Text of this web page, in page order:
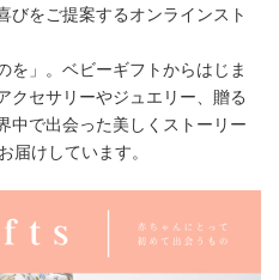
びをご提案するオンラインスト
を」。ベビーギフトからはじま
クセサリーやジュエリー、贈る
中で出会った美しくストーリー
届けしています。